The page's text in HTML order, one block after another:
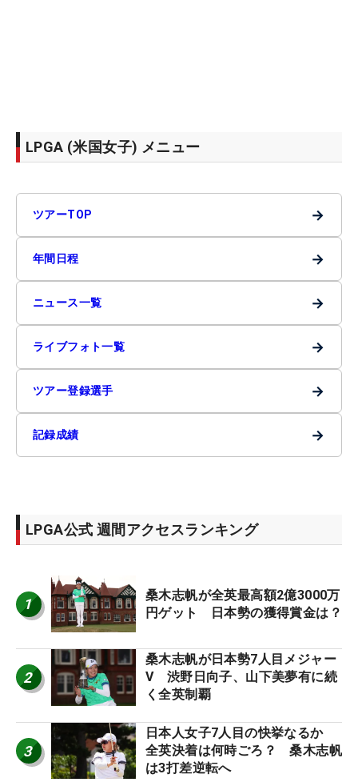
LPGA (米国女子) メニュー
ツアーTOP →
年間日程 →
ニュース一覧 →
ライブフォト一覧 →
ツアー登録選手 →
記録成績 →
LPGA公式 週間アクセスランキング
1
桑木志帆が全英最高額2億3000万
円ゲット 日本勢の獲得賞金は？
2
桑木志帆が日本勢7人目メジャー
V 渋野日向子、山下美夢有に続
く全英制覇
3
日本人女子7人目の快挙なるか
全英決着は何時ごろ？ 桑木志帆
は3打差逆転へ